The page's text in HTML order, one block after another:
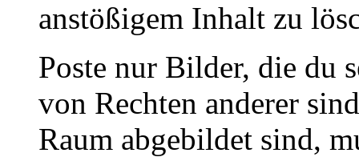
anstößigem Inhalt zu
Poste nur Bilder, die du
von Rechten anderer
Raum abgebildet sind,